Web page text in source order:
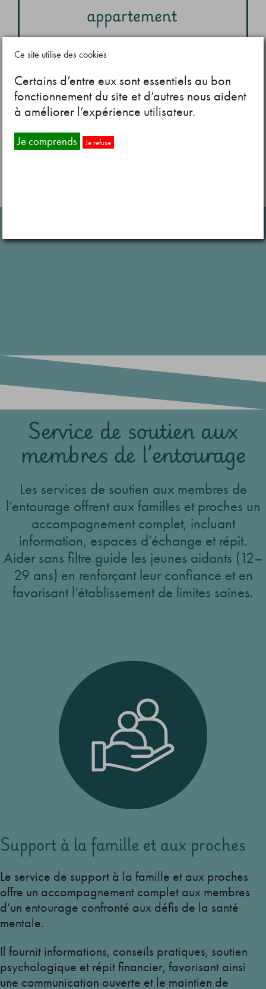
appartement
Lesoutien à la vie autonome en
personnalisé aux personnes désireuses
de vivre de manière indépendante dans
un cadre sécurisant.
EN SAVOIR PLUS
Service de soutien aux
membres de l’entourage
Les services de soutien aux membres de
l’entourage offrent aux familles et proches un
accompagnement complet, incluant
information, espaces d’échange et répit.
Aider sans filtre guide les jeunes aidants (12–
29 ans) en renforçant leur confiance et en
favorisant l’établissement de limites saines.
Support à la famille et aux proches
Le service de support à la famille et aux proches
offre un accompagnement complet aux membres
d’un entourage confronté aux défis de la santé
mentale.
Il fournit informations, conseils pratiques, soutien
psychologique et répit financier, favorisant ainsi
une communication ouverte et le maintien de
Ce site utilise des cookies
Certains d’entre eux sont essentiels au bon
fonctionnement du site et d’autres nous aident
à améliorer l’expérience utilisateur.
Je comprends Je refuse